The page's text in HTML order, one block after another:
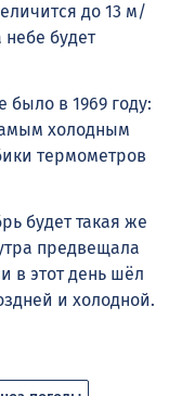
до 13 м/
будет
в 1969 году:
холодным
термометров
будет такая же
предвещала
в этот день шёл
и холодной.